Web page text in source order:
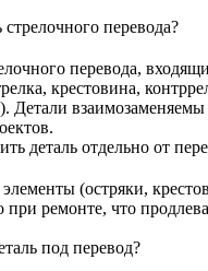
стрелочного перевода?
перевода,
крестовина,
Детали взаимозаменяемы
деталь отдельно от
(остряки,
при ремонте, что
под перевод?